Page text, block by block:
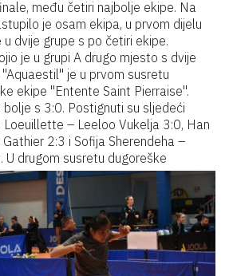
među četiri najbolje ekipe. Na
je osam ekipa, u prvom dijelu
dvije grupe s po četiri ekipe.
je u grupi A drugo mjesto s dvije
je u prvom susretu
ekipe "Entente Saint Pierraise".
bolje s 3:0. Postignuti su sljedeći
– Leeloo Vukelja 3:0, Han
2:3 i Sofija Sherendeha –
U drugom susretu dugoreške